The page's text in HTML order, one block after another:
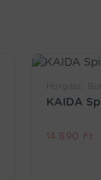
KAIDA
14.890 Ft